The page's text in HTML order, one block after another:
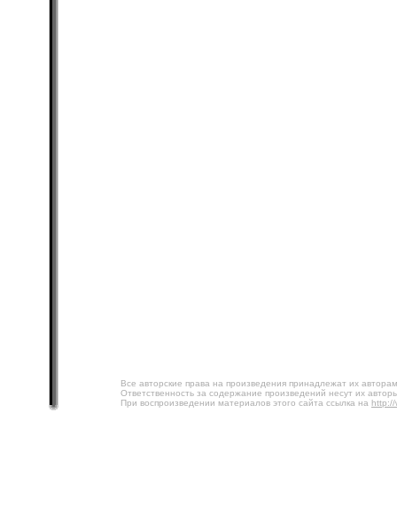
Все авторские права на произведения принадлежат их
Ответственность за содержание произведений несут их
При воспроизведении материалов этого сайта ссылка на http://